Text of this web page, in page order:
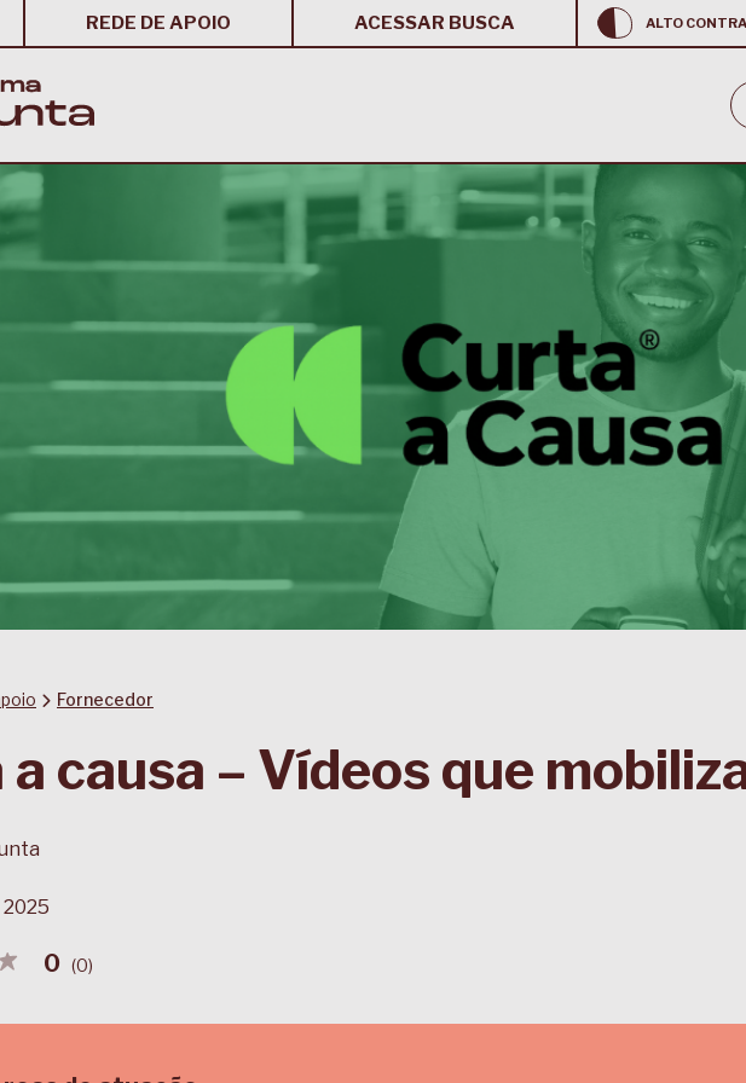
REDE DE APOIO ACESSAR BUSCA ALTO
Fornecedor
causa – Vídeos que
2025
0 (0)